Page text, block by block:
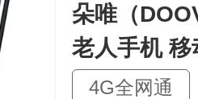
朵唯（
老人手机
超长待机
4G全网通